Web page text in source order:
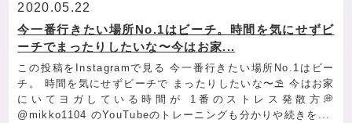
2020.05.22
今一番行きたい場所No.1はビーチ。時間を気にせずビ
ーチでまったりしたいな〜今はお家...
この投稿をInstagramで見る 今一番行きたい場所No.1はビー
チ。 時間を気にせずビーチで まったりしたいな〜⛱ 今はお家
にいてヨガしている時間が 1番のストレス発散方💭
@mikko1104 のYouTubeのトレーニングも分かりや続きを...